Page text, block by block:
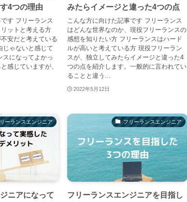
4つの理由
す フリーランス
ットと考える方
安だと考えている
じゃないと感じて
スになってよかっ
感じていますが、
みたらイメージと違った4つの点
こんな方に向けた記事です フリーランス
はどんな世界なのか、現役フリーランスの
感想を知りたい方 フリーランスはハード
ルが高いと考えている方 現役フリーラン
スが、独立してみたらイメージと違った4
つの点を紹介します。一般的に言われてい
ることと違う...
2022年5月12日
ーランスエンジニア
ニアになって
フリーランスエンジニア
フリーランスエンジニアを目指し